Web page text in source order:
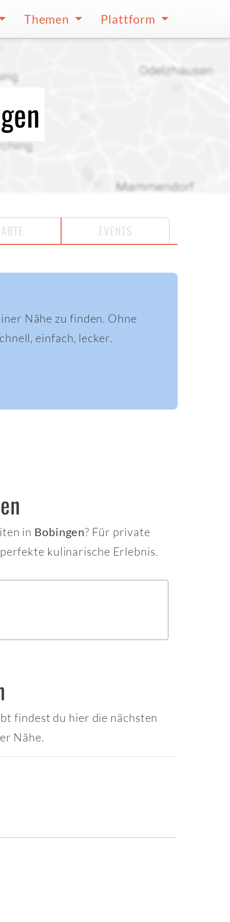
Themen Plattform
EVENTS
Nähe zu finden. Ohne
einfach, lecker.
in Bobingen? Für private
kulinarische Erlebnis.
findest du hier die nächsten
Nähe.